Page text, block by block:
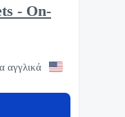
- On-
αγγλικά